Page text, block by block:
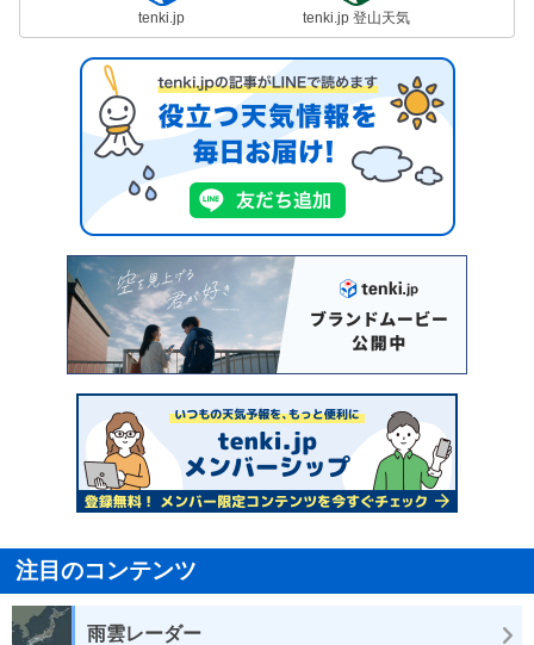
tenki.jp tenki.jp 登山天気
注目のコンテンツ
雨雲レーダー